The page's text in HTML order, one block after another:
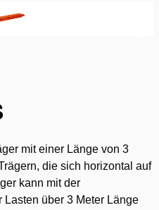
mit einer Länge von 3
die sich horizontal auf
kann mit der
Lasten über 3 Meter Länge